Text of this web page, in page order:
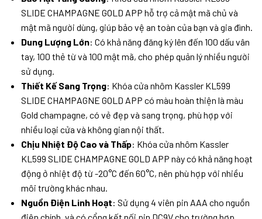
SLIDE CHAMPAGNE GOLD APP hỗ trợ cả mật mã chủ và
mật mã người dùng, giúp bảo vệ an toàn của bạn và gia đình.
Dung Lượng Lớn: Có khả năng đăng ký lên đến 100 dấu vân
tay, 100 thẻ từ và 100 mật mã, cho phép quản lý nhiều người
sử dụng.
Thiết Kế Sang Trọng: Khóa cửa nhôm Kassler KL599
SLIDE CHAMPAGNE GOLD APP có màu hoàn thiện là màu
Gold champagne, có vẻ đẹp và sang trọng, phù hợp với
nhiều loại cửa và không gian nội thất.
Chịu Nhiệt Độ Cao và Thấp: Khóa cửa nhôm Kassler
KL599 SLIDE CHAMPAGNE GOLD APP này có khả năng hoạt
động ở nhiệt độ từ -20°C đến 60°C, nên phù hợp với nhiều
môi trường khác nhau.
Nguồn Điện Linh Hoạt: Sử dụng 4 viên pin AAA cho nguồn